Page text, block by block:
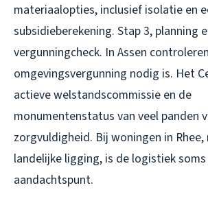
materiaalopties, inclusief isolatie en
subsidieberekening. Stap 3, planning
vergunningcheck. In Assen
omgevingsvergunning nodig is. Het
actieve welstandscommissie en de
monumentenstatus van veel panden
zorgvuldigheid. Bij woningen in Rhee,
landelijke ligging, is de logistiek soms
aandachtspunt.